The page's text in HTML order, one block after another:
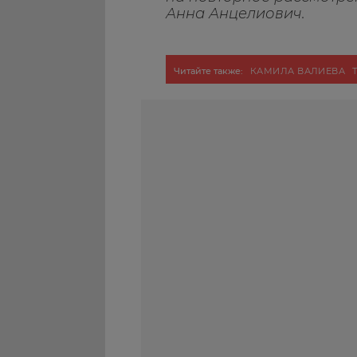
Анна Анцелиович.
Читайте также: КАМИЛА ВАЛИЕВА